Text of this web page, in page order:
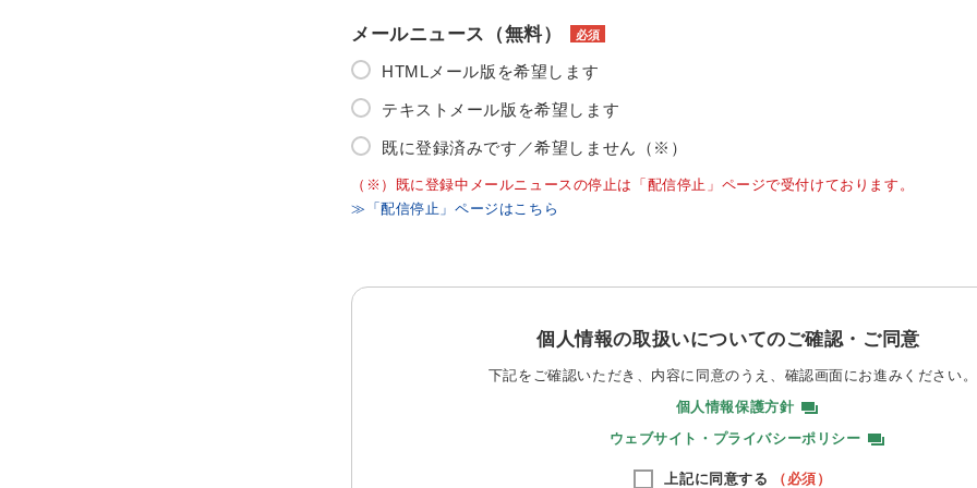
メールニュース（無料） 必須
HTMLメール版を希望します
テキストメール版を希望します
既に登録済みです／希望しません（※）
（※）既に登録中メールニュースの停止は「配信停止」ページで受付けております。
≫「配信停止」ページはこちら
個人情報の取扱いについてのご確認・ご同意
下記をご確認いただき、内容に同意のうえ、 確認画面にお進みください。
個人情報保護方針
ウェブサイト・プライバシーポリシー
上記に同意する （必須）